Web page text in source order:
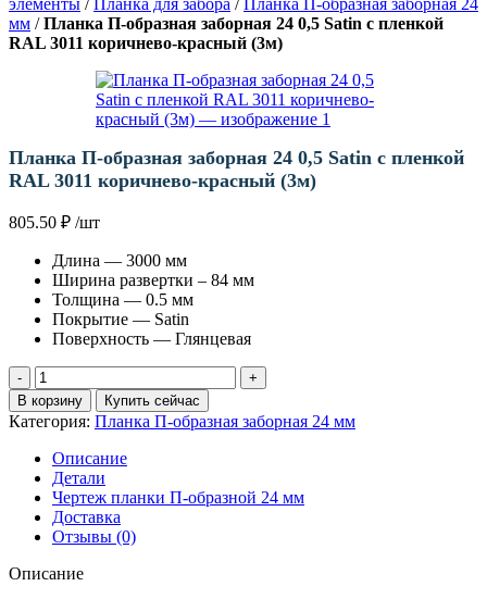
элементы /Планка для забора /Планка П-образная заборная 24
мм /Планка П-образная заборная 24 0,5 Satin с пленкой
RAL 3011 коричнево-красный (3м)
Планка П-образная заборная 24 0,5 Satin с пленкой
RAL 3011 коричнево-красный (3м)
805.50 ₽ /шт
Длина — 3000 мм
Ширина развертки – 84 мм
Толщина — 0.5 мм
Покрытие — Satin
Поверхность — Глянцевая
Количество
товара
Планка
П-
образная
заборная
24
0,5
Satin
пленкой
В корзину Купить сейчас
Категория: Планка П-образная заборная 24 мм
Описание
Детали
Чертеж планки П-образной 24 мм
Доставка
Отзывы (0)
Описание